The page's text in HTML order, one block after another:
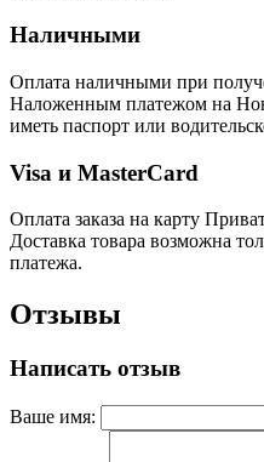
Наличными
Оплата наличными при
Наложенным платежом на
иметь паспорт или
Visa и MasterCard
Оплата заказа на карту
Доставка товара возможна
платежа.
Отзывы
Написать отзыв
Ваше имя: